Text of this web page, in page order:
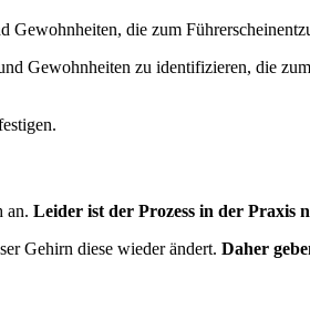
die zum
Gewohnheiten zu identifizieren, die
an. Leider ist der Prozess in der Praxis
Gehirn diese wieder ändert. Daher